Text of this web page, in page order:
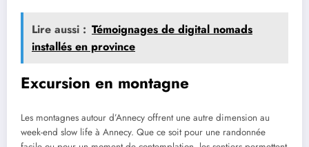
Lire aussi : Témoignages de digital nomads
installés en province
Excursion en montagne
Les montagnes autour d’Annecy offrent une autre dimension au
week-end slow life à Annecy. Que ce soit pour une randonnée